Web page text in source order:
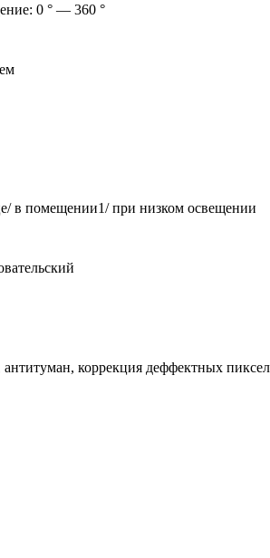
0 ° — 360 °
в помещении1/ при низком освещении
коррекция деффектных